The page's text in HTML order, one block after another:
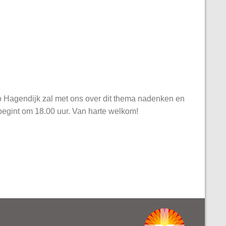
zal met ons over dit thema nadenken en
om 18.00 uur. Van harte welkom!